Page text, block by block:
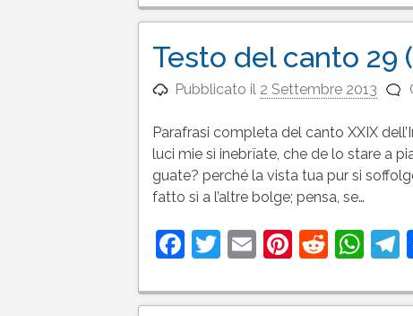
Testo del canto 29
Pubblicato il 2 Settembre 2013
Parafrasi completa del canto XXIX
luci mie sì inebrïate, che de lo stare a
guate? perché la vista tua pur si
fatto sì a l’altre bolge; pensa, se…
Facebook
Twitter
EmailPinterest